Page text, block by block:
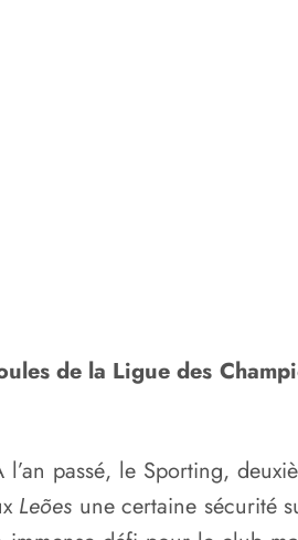
de la Ligue des
passé, le Sporting,
Leões une certaine sécurité